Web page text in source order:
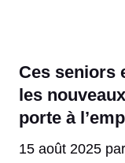
Ces seniors
les
porte à
15 août 2025 par